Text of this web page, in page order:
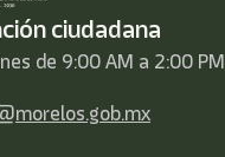
ciudadana
de 9:00 AM a 2:00 PM